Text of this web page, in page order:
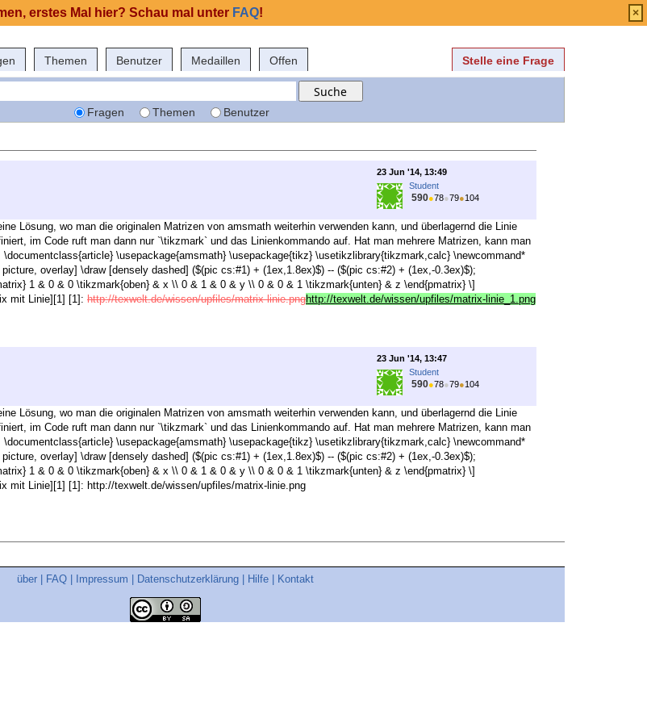
Themen Benutzer Medaillen Offen Stelle eine Frage
Fragen Themen Benutzer
23 Jun '14, 13:49
Student
590●78●79●104
Lösung, wo man die originalen Matrizen von amsmath weiterhin verwenden kann, und überlagernd die Linie
im Code ruft man dann nur `\tikzmark` und das Linienkommando auf. Hat man mehrere Matrizen, kann man
\usepackage{amsmath} \usepackage{tikz} \usetikzlibrary{tikzmark,calc} \newcommand*
overlay] \draw [densely dashed] ($(pic cs:#1) + (1ex,1.8ex)$) -- ($(pic cs:#2) + (1ex,-0.3ex)$);
1 & 0 & 0 \tikzmark{oben} & x \\ 0 & 1 & 0 & y \\ 0 & 0 & 1 \tikzmark{unten} & z \end{pmatrix} \]
mit Linie][1] [1]: http://texwelt.de/wissen/upfiles/matrix-linie.pnghttp://texwelt.de/wissen/upfiles/matrix-linie_1.png
23 Jun '14, 13:47
Student
590●78●79●104
Lösung, wo man die originalen Matrizen von amsmath weiterhin verwenden kann, und überlagernd die Linie
im Code ruft man dann nur `\tikzmark` und das Linienkommando auf. Hat man mehrere Matrizen, kann man
\usepackage{amsmath} \usepackage{tikz} \usetikzlibrary{tikzmark,calc} \newcommand*
overlay] \draw [densely dashed] ($(pic cs:#1) + (1ex,1.8ex)$) -- ($(pic cs:#2) + (1ex,-0.3ex)$);
1 & 0 & 0 \tikzmark{oben} & x \\ 0 & 1 & 0 & y \\ 0 & 0 & 1 \tikzmark{unten} & z \end{pmatrix} \]
mit Linie][1] [1]: http://texwelt.de/wissen/upfiles/matrix-linie.png
über FAQ Impressum Datenschutzerklärung Hilfe Kontakt
erstes Mal hier? Schau mal unter FAQ! ×